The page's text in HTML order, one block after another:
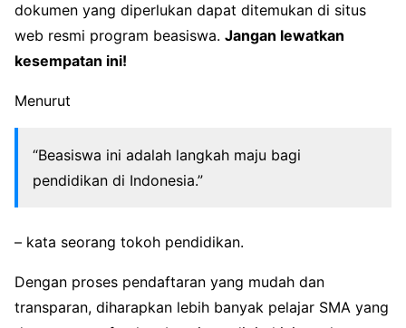
dokumen yang diperlukan dapat ditemukan di situs
web resmi program beasiswa. Jangan lewatkan
kesempatan ini!
Menurut
“Beasiswa ini adalah langkah maju bagi
pendidikan di Indonesia.”
– kata seorang tokoh pendidikan.
Dengan proses pendaftaran yang mudah dan
transparan, diharapkan lebih banyak pelajar SMA yang